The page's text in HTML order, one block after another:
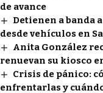
de avance
Detienen a banda
desde vehículos en
Anita González
renuevan su kiosco
Crisis de pánico:
enfrentarlas y